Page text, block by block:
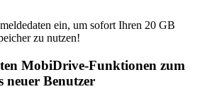
ein, um sofort Ihren 20 GB
zu nutzen!
MobiDrive-Funktionen zum
neuer Benutzer